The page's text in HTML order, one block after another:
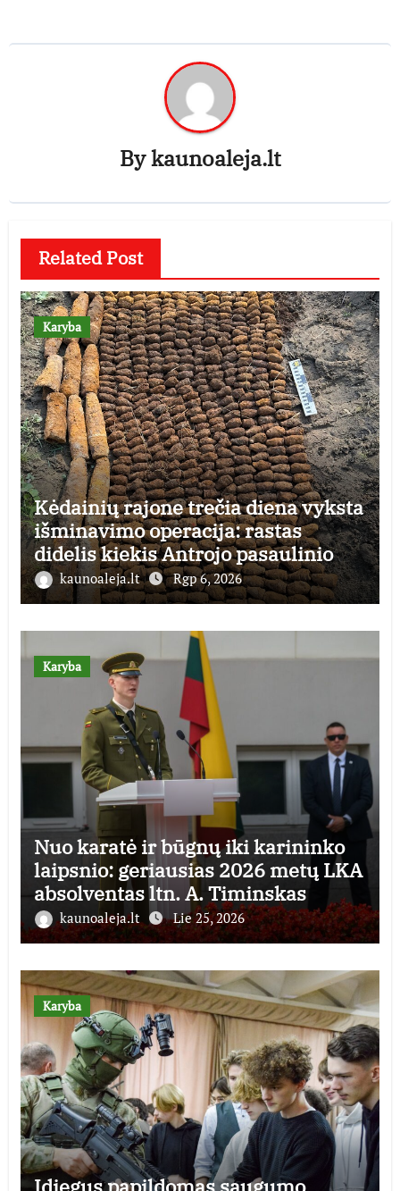
Bykaunoaleja.lt
Related Post
Karyba
Kėdainių rajone trečia diena vyksta
išminavimo operacija: rastas
didelis kiekis Antrojo pasaulinio
karo laikų standartinės amunicijos
ir jos dalių
kaunoaleja.lt Rgp 6, 2026
Karyba
Nuo karatė ir būgnų iki karininko
laipsnio: geriausias 2026 metų LKA
absolventas ltn. A. Timinskas
kaunoaleja.lt Lie 25, 2026
Karyba
Įdiegus papildomas saugumo